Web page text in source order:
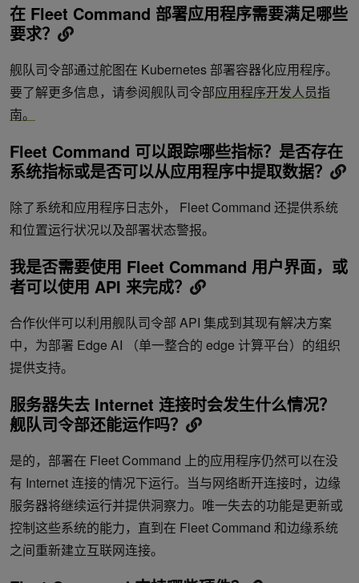
在 Fleet Command 部署应用程序需要满足哪些
要求？
舰队司令部通过舵图在 Kubernetes 部署容器化应用程序。
要了解更多信息，请参阅舰队司令部应用程序开发人员指
南。
Fleet Command 可以跟踪哪些指标？是否存在
系统指标或是否可以从应用程序中提取数据？
除了系统和应用程序日志外， Fleet Command 还提供系统
和位置运行状况以及部署状态警报。
我是否需要使用 Fleet Command 用户界面，或
者可以使用 API 来完成？
合作伙伴可以利用舰队司令部 API 集成到其现有解决方案
中，为部署 Edge AI （单一整合的 edge 计算平台）的组织
提供支持。
服务器失去 Internet 连接时会发生什么情况？
舰队司令部还能运作吗？
是的，部署在 Fleet Command 上的应用程序仍然可以在没
有 Internet 连接的情况下运行。当与网络断开连接时，边缘
服务器将继续运行并提供洞察力。唯一失去的功能是更新或
控制这些系统的能力，直到在 Fleet Command 和边缘系统
之间重新建立互联网连接。